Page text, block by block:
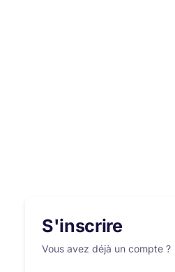
S'inscrire
Vous avez déjà un compte ?